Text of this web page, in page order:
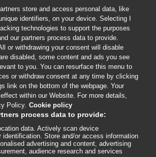
External
link
opens
in
a
new
window
External
link
opens
in
a
new
window
store and access personal data, like
identifiers, on your device. Selecting I
technologies to support the purposes
our partners process data to provide.
or withdrawing your consent will disable
disabled, some content and ads you see
to you. You can resurface this menu to
or withdraw consent at any time by clicking
link on the bottom of the webpage. Your
within our Website. For more details,
Policy. Cookie policy
process data to provide:
data. Actively scan device
identification. Store and/or access information
advertising and content, advertising
audience research and services